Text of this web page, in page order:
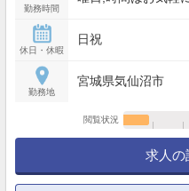
勤務時間
休日・休暇
日祝
勤務地
宮城県気仙沼市
閲覧状況
求人の